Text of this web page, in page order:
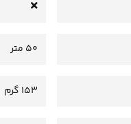
50 متر
153 گرم